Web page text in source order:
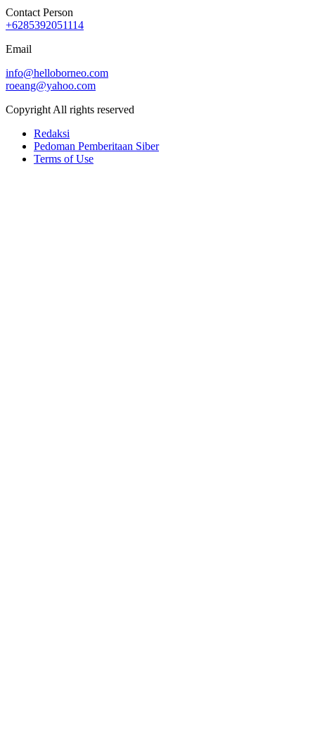
Contact Person
+6285392051114
Email
info@helloborneo.com
roeang@yahoo.com
Copyright All rights reserved
Redaksi
Pedoman Pemberitaan Siber
Terms of Use